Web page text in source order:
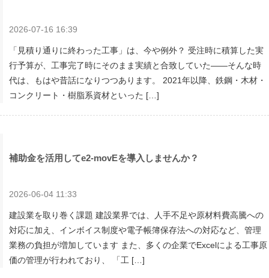
2026-07-16 16:39
「見積り通りに終わった工事」は、今や例外？ 受注時に積算した実
行予算が、工事完了時にそのまま実績と合致していた——そんな時
代は、もはや昔話になりつつあります。 2021年以降、鉄鋼・木材・
コンクリート・樹脂系資材といった […]
補助金を活用してe2-movEを導入しませんか？
2026-06-04 11:33
建設業を取り巻く課題 建設業界では、人手不足や原材料費高騰への
対応に加え、インボイス制度や電子帳簿保存法への対応など、管理
業務の負担が増加しています また、多くの企業でExcelによる工事原
価の管理が行われており、 「工 […]